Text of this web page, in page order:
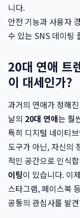
니다.
안전 기능과 사용자
수 있는 SNS 데이팅
20대 연애 트
이 대세인가?
과거의 연애가 정해
날의 20대 연애는 훨
특히 디지털 네이티
도구가 아닌, 자신의
적인 공간으로 인식
이팅이 있습니다. 이
스타그램, 페이스북
공통의 관심사를 발